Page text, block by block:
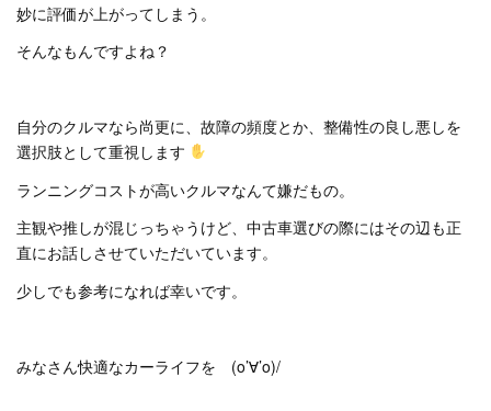
妙に評価が上がってしまう。
そんなもんですよね？
自分のクルマなら尚更に、故障の頻度とか、整備性の良し悪しを
選択肢として重視します
ランニングコストが高いクルマなんて嫌だもの。
主観や推しが混じっちゃうけど、中古車選びの際にはその辺も正
直にお話しさせていただいています。
少しでも参考になれば幸いです。
みなさん快適なカーライフを (o’∀’o)/